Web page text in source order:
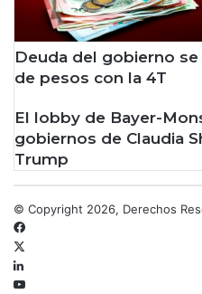
Deuda del gobierno
de pesos con la 4T
El lobby de Bayer-
gobiernos de Claudia
Trump
© Copyright 2026, Derechos